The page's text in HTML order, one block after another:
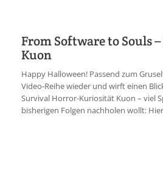
From Software to Souls –
Kuon
Happy Halloween! Passend zum
Video-Reihe wieder und wirft einen
Survival Horror-Kuriosität Kuon – viel
bisherigen Folgen nachholen wollt: